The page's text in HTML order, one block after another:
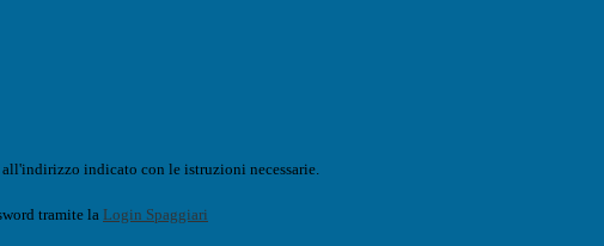
indicato con le istruzioni necessarie.
tramite la Login Spaggiari